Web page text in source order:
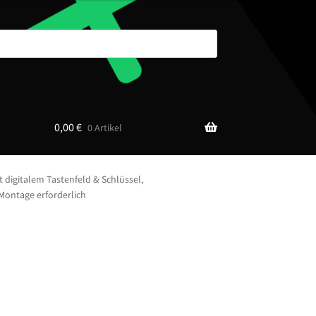
0,00€ 0 Artikel
digitalem Tastenfeld & Schlüssel,
erforderlich